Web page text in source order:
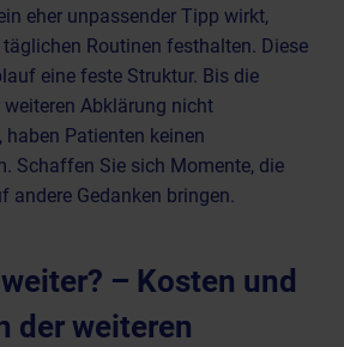
eher unpassender Tipp wirkt,
Routinen festhalten. Diese
eine feste Struktur. Bis die
Abklärung nicht
Patienten keinen
Schaffen Sie sich Momente, die
andere Gedanken bringen.
– Kosten und
der weiteren